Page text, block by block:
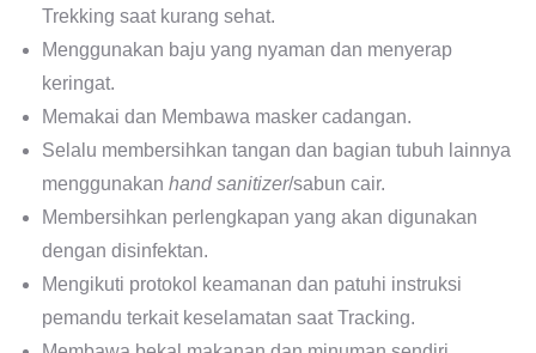
Trekking saat kurang sehat.
Menggunakan baju yang nyaman dan menyerap
keringat.
Memakai dan Membawa masker cadangan.
Selalu membersihkan tangan dan bagian tubuh lainnya
menggunakan hand sanitizer/sabun cair.
Membersihkan perlengkapan yang akan digunakan
dengan disinfektan.
Mengikuti protokol keamanan dan patuhi instruksi
pemandu terkait keselamatan saat Tracking.